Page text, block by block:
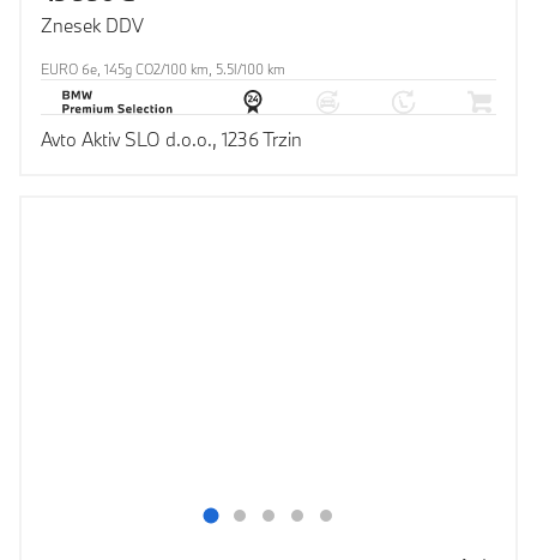
Znesek DDV
EURO 6e, 145g CO2/100 km, 5.5l/100 km
Avto Aktiv SLO d.o.o., 1236 Trzin